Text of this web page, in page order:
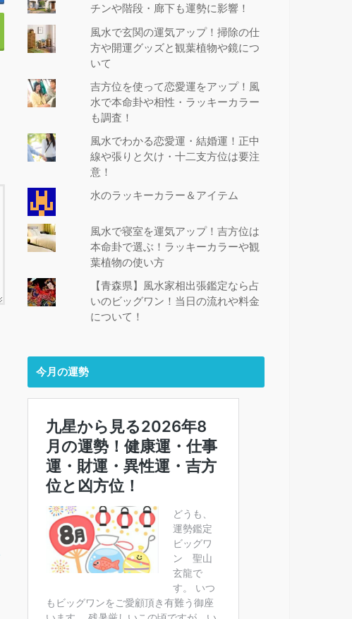
チンや階段・廊下も運勢に影響！
風水で玄関の運気アップ！掃除の仕
方や開運グッズと観葉植物や鏡につ
いて
吉方位を使って恋愛運をアップ！風
水で本命卦や相性・ラッキーカラー
も調査！
風水でわかる恋愛運・結婚運！正中
線や張りと欠け・十二支方位は要注
意！
水のラッキーカラー＆アイテム
風水で寝室を運気アップ！吉方位は
本命卦で選ぶ！ラッキーカラーや観
葉植物の使い方
【青森県】風水家相出張鑑定なら占
いのビッグワン！当日の流れや料金
について！
今月の運勢